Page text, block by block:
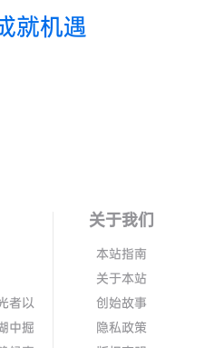
就机遇
者以
中掘
关于我们
本站指南
关于本站
创始故事
隐私政策